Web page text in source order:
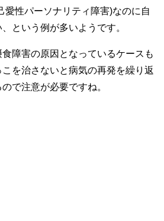
愛性パーソナリティ障害)なのに自
という例が多いようです。
障害の原因となっているケースも
を治さないと病気の再発を繰り返
で注意が必要ですね。